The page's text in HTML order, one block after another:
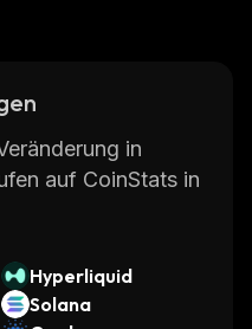
in
auf CoinStats in
Hyperliquid
Solana